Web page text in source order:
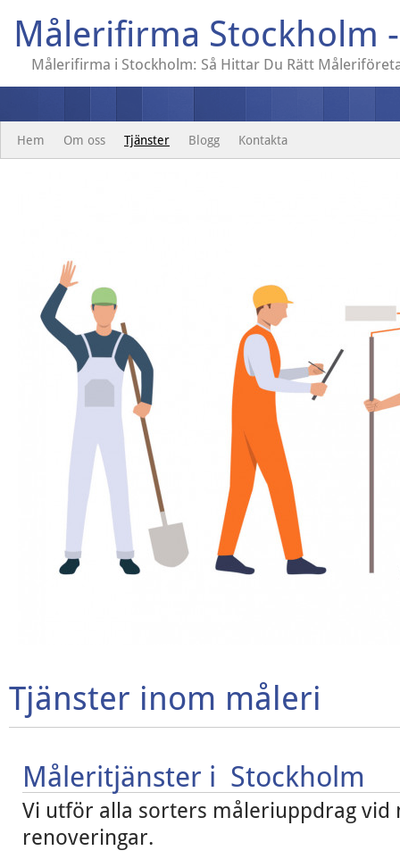
Målerifirma Stockholm
Målerifirma i Stockholm: Så Hittar Du Rätt
Hem Om oss Tjänster Blogg Kontakta
Tjänster inom måleri
Måleritjänster i Stockholm
Vi utför alla sorters måleriuppdrag vid
renoveringar.